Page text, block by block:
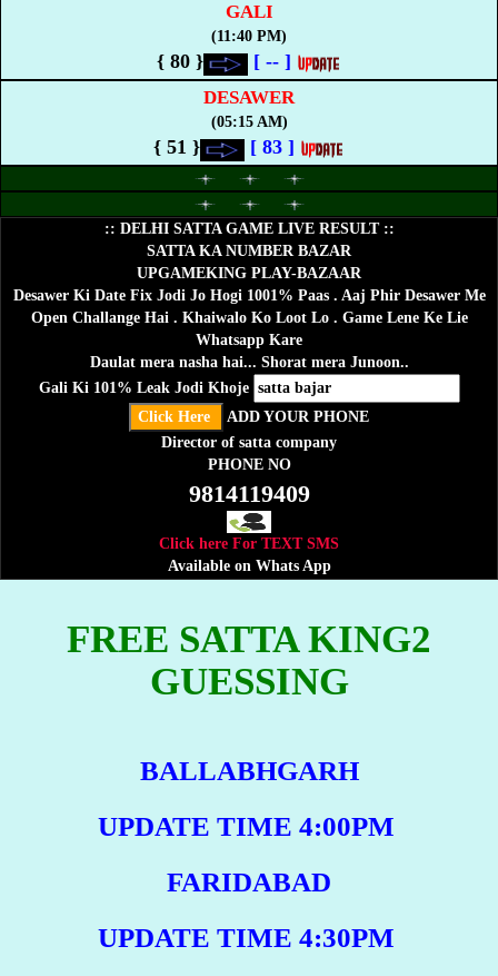
GALI
(11:40 PM)
{ 80 } [ -- ]
DESAWER
(05:15 AM)
{ 51 } [ 83 ]
:: DELHI SATTA GAME LIVE RESULT ::
SATTA KA NUMBER BAZAR
UPGAMEKING PLAY-BAZAAR
Desawer Ki Date Fix Jodi Jo Hogi 1001% Paas . Aaj Phir Desawer Me
Open Challange Hai . Khaiwalo Ko Loot Lo . Game Lene Ke Lie
Whatsapp Kare
Daulat mera nasha hai... Shorat mera Junoon..
Gali Ki 101% Leak Jodi Khoje
ADD YOUR PHONE
Director of satta company
PHONE NO
9814119409
Click here For TEXT SMS
Available on Whats App
FREE SATTA KING2
GUESSING
BALLABHGARH
UPDATE TIME 4:00PM
FARIDABAD
UPDATE TIME 4:30PM